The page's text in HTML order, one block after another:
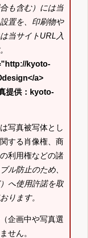
も含む）には当
置を、印刷物や
当サイトURL入
kyoto-
a>
提供：kyoto-
写真被写体とし
する肖像権、商
利用権などの諸
ル防止のため、
へ使用許諾を取
ります。
企画中や写真選
せん。